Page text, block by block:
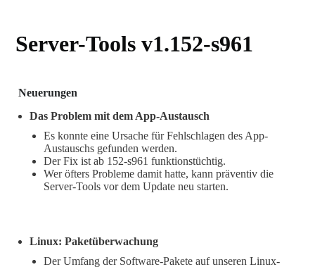
Server-Tools v1.152-s961
Neuerungen
Das Problem mit dem App-Austausch
Es konnte eine Ursache für Fehlschlagen des App-
Austauschs gefunden werden.
Der Fix ist ab 152-s961 funktionstüchtig.
Wer öfters Probleme damit hatte, kann präventiv die
Server-Tools vor dem Update neu starten.
Linux: Paketüberwachung
Der Umfang der Software-Pakete auf unseren Linux-